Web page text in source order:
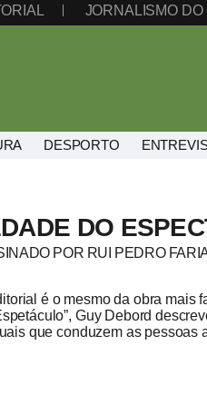
JORNALISMO
DESPORTO
DO
POR RUI PEDRO
é o mesmo da obra mais
Guy Debord
que conduzem as pessoas